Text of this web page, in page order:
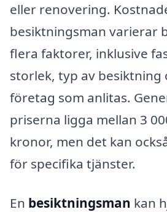
eller renovering.
besiktningsman varierar
flera faktorer, inklusive
storlek, typ av besiktning
företag som anlitas.
priserna ligga mellan 3
kronor, men det kan
för specifika tjänster.
En besiktningsman kan